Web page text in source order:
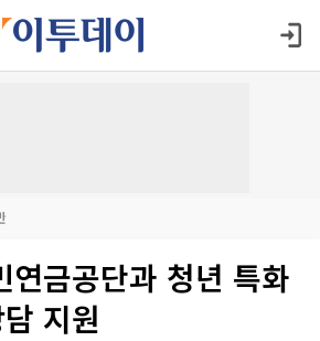
연금공단과 청년 특화
지원